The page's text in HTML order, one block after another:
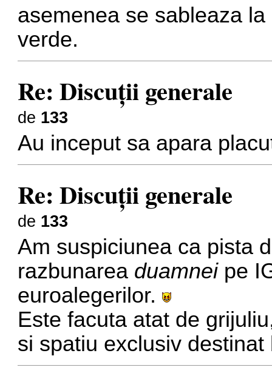
asemenea se sableaza
verde.
Re: Discuţii generale
de 133
Au inceput sa apara
Re: Discuţii generale
de 133
Am suspiciunea ca pista
razbunarea duamneipe
euroalegerilor.
Este facuta atat de
si spatiu exclusiv